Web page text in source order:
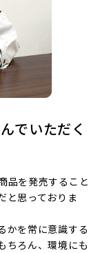
でいただく
品を発売すること
と思っておりま
かを常に意識する
ちろん、環境にも